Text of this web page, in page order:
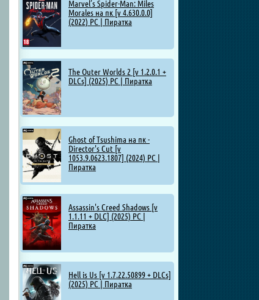
Marvel’s Spider-Man: Miles
Morales на пк [v 4.630.0.0]
(2022) PC | Пиратка
The Outer Worlds 2 [v 1.2.0.1 +
DLCs] (2025) PC | Пиратка
Ghost of Tsushima на пк -
Director's Cut [v
1053.9.0623.1807] (2024) PC |
Пиратка
Assassin's Creed Shadows [v
1.1.11 + DLC] (2025) PC |
Пиратка
Hell is Us [v 1.7.22.50899 + DLCs]
(2025) PC | Пиратка